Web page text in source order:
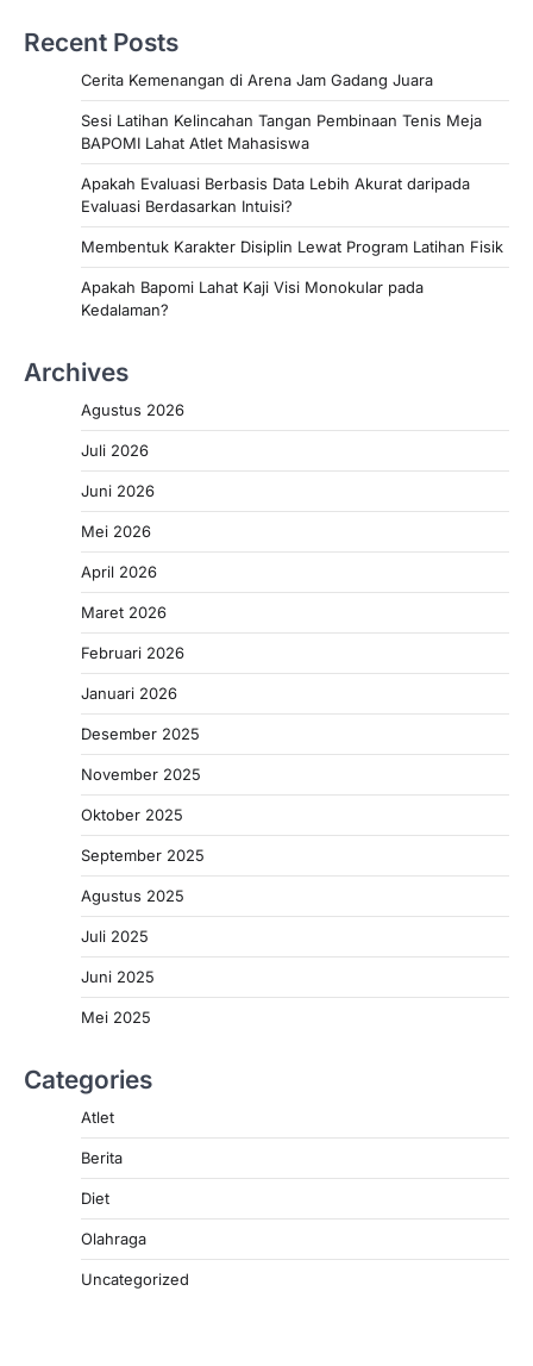
Recent Posts
Cerita Kemenangan di Arena Jam Gadang Juara
Sesi Latihan Kelincahan Tangan Pembinaan Tenis Meja
BAPOMI Lahat Atlet Mahasiswa
Apakah Evaluasi Berbasis Data Lebih Akurat daripada
Evaluasi Berdasarkan Intuisi?
Membentuk Karakter Disiplin Lewat Program Latihan Fisik
Apakah Bapomi Lahat Kaji Visi Monokular pada
Kedalaman?
Archives
Agustus 2026
Juli 2026
Juni 2026
Mei 2026
April 2026
Maret 2026
Februari 2026
Januari 2026
Desember 2025
November 2025
Oktober 2025
September 2025
Agustus 2025
Juli 2025
Juni 2025
Mei 2025
Categories
Atlet
Berita
Diet
Olahraga
Uncategorized